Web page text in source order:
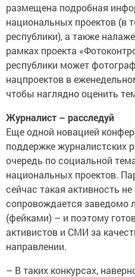
размещена подробная
национальных проектов (в
республики), а также
рамках проекта
республики может
нацпроектов в
чтобы наглядно оценить
Журналист – расследуй
Еще одной новацией
поддержке журналистских
очередь по социальной
национальных проектов.
сейчас такая активность
сопровождается
(фейками) – и поэтому
активистов и СМИ за
направлении.
– В таких конкурсах,